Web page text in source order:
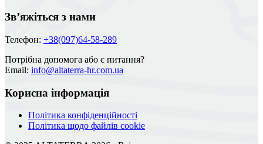
Зв’яжіться з нами
Телефон: +38(097)64-58-289
Потрібна допомога або є питання?
Email: info@altaterra-hr.com.ua
Корисна інформація
Політика конфіденційності
Політика щодо файлів cookie